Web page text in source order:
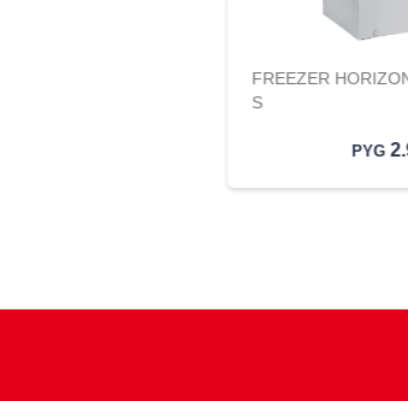
FREEZER
S
PYG